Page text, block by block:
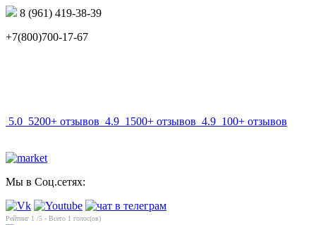
8 (961) 419-38-39
+7(800)700-17-67
5.0 5200+ отзывов 4.9 1500+ отзывов 4.9 100+ отзывов
Мы в Соц.сетях:
Рейтинг 1 /5 - Всего 1 голос(ов)